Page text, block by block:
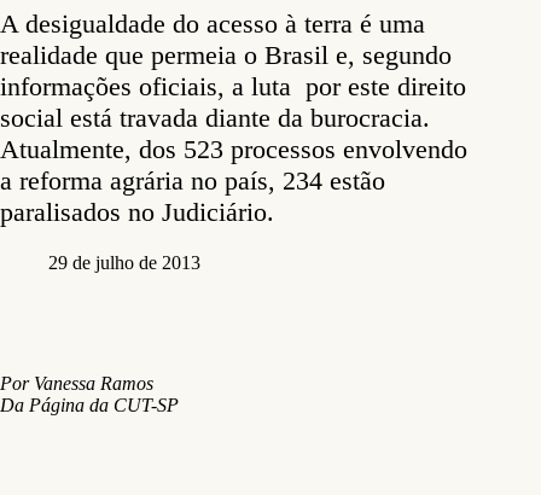
A desigualdade do acesso à terra é uma
realidade que permeia o Brasil e, segundo
informações oficiais, a luta por este direito
social está travada diante da burocracia.
Atualmente, dos 523 processos envolvendo
a reforma agrária no país, 234 estão
paralisados no Judiciário.
29 de julho de 2013
Por Vanessa Ramos
Da Página da CUT-SP